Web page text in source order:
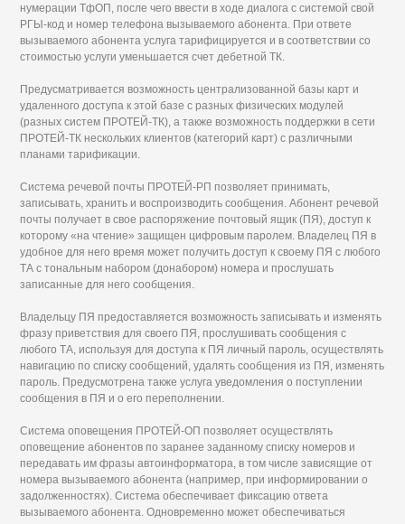
нумерации ТфОП, после чего ввести в ходе диалога с системой свой
РГЫ-код и номер телефона вызываемого абонента. При ответе
вызываемого абонента услуга тарифицируется и в соответствии со
стоимостью услуги уменьшается счет дебетной ТК.
Предусматривается возможность централизованной базы карт и
удаленного доступа к этой базе с разных физических модулей
(разных систем ПРОТЕЙ-ТК), а также возможность поддержки в сети
ПРОТЕЙ-ТК нескольких клиентов (категорий карт) с различными
планами тарификации.
Система речевой почты ПРОТЕЙ-РП позволяет принимать,
записывать, хранить и воспроизводить сообщения. Абонент речевой
почты получает в свое распоряжение почтовый ящик (ПЯ), доступ к
которому «на чтение» защищен цифровым паролем. Владелец ПЯ в
удобное для него время может получить доступ к своему ПЯ с любого
ТА с тональным набором (донабором) номера и прослушать
записанные для него сообщения.
Владельцу ПЯ предоставляется возможность записывать и изменять
фразу приветствия для своего ПЯ, прослушивать сообщения с
любого ТА, используя для доступа к ПЯ личный пароль, осуществлять
навигацию по списку сообщений, удалять сообщения из ПЯ, изменять
пароль. Предусмотрена также услуга уведомления о поступлении
сообщения в ПЯ и о его переполнении.
Система оповещения ПРОТЕЙ-ОП позволяет осуществлять
оповещение абонентов по заранее заданному списку номеров и
передавать им фразы автоинформатора, в том числе зависящие от
номера вызываемого абонента (например, при информировании о
задолженностях). Система обеспечивает фиксацию ответа
вызываемого абонента. Одновременно может обеспечиваться